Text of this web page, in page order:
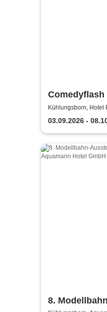
Comedyflash
Comedy
Kühlungsborn, Hotel
03.09.2026 -
8.